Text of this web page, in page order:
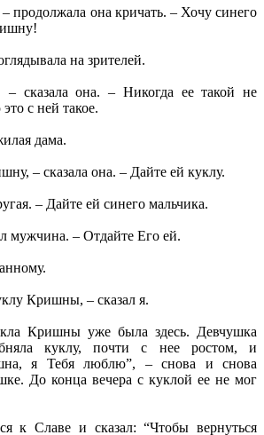
продолжала она кричать. – Хочу синего
на зрителей.
сказала она. – Никогда ее такой не
с ней такое.
дама.
– сказала она. – Дайте ей куклу.
– Дайте ей синего мальчика.
мужчина. – Отдайте Его ей.
Кришны, – сказал я.
Кришны уже была здесь. Девчушка
куклу, почти с нее ростом, и
я Тебя люблю”, – снова и снова
До конца вечера с куклой ее не мог
к Славе и сказал: “Чтобы вернуться